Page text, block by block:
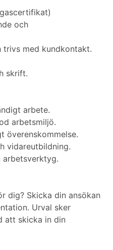
och
trivs med kundkontakt.
skrift.
arbete.
arbetsmiljö.
överenskommelse.
vidareutbildning.
arbetsverktyg.
dig? Skicka din ansökan
Urval sker
att skicka in din